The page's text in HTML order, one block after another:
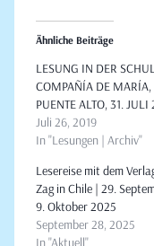
Ähnliche Beiträge
LESUNG IN DER
COMPAÑÍA DE MARÍA,
PUENTE ALTO, 31. JULI
Juli 26, 2019
In "Lesungen | Archiv"
Lesereise mit dem
Zag in Chile | 29.
9. Oktober 2025
September 28, 2025
In "Aktuell"